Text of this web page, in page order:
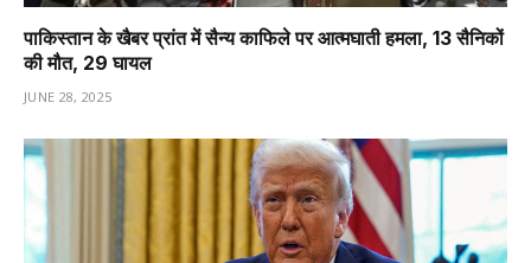
पाकिस्तान के खैबर प्रांत में सैन्य काफिले पर आत्मघाती हमला, 13 सैनिकों
की मौत, 29 घायल
JUNE 28, 2025